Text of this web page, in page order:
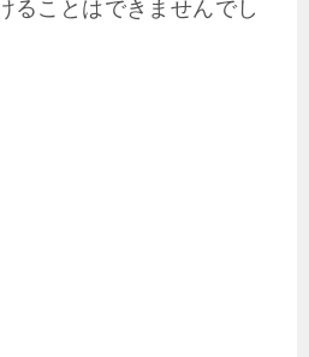
ることはできませんでし